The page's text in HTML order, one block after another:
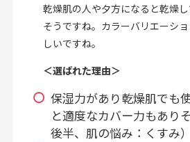
乾燥肌の人や夕方になると乾燥
そうですね。カラーバリエーシ
しいですね。
＜選ばれた理由＞
保湿力があり乾燥肌でも
と適度なカバー力もあり
後半、肌の悩み：くすみ）